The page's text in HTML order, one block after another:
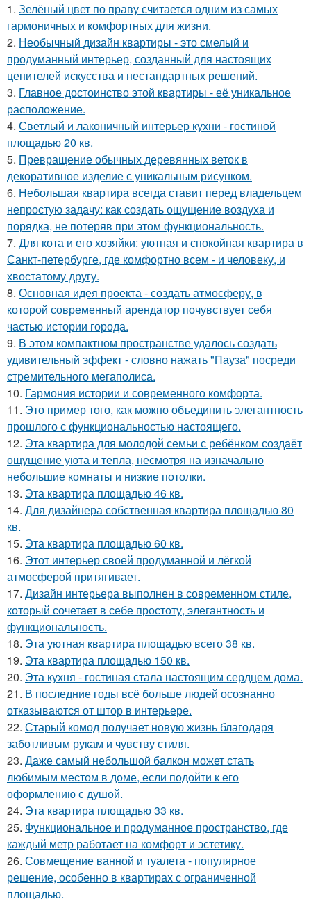
1. Зелёный цвет по праву считается одним из самых
гармоничных и комфортных для жизни.
2. Необычный дизайн квартиры - это смелый и
продуманный интерьер, созданный для настоящих
ценителей искусства и нестандартных решений.
3. Главное достоинство этой квартиры - её уникальное
расположение.
4. Светлый и лаконичный интерьер кухни - гостиной
площадью 20 кв.
5. Превращение обычных деревянных веток в
декоративное изделие с уникальным рисунком.
6. Небольшая квартира всегда ставит перед владельцем
непростую задачу: как создать ощущение воздуха и
порядка, не потеряв при этом функциональность.
7. Для кота и его хозяйки: уютная и спокойная квартира в
Санкт-петербурге, где комфортно всем - и человеку, и
хвостатому другу.
8. Основная идея проекта - создать атмосферу, в
которой современный арендатор почувствует себя
частью истории города.
9. В этом компактном пространстве удалось создать
удивительный эффект - словно нажать "Пауза" посреди
стремительного мегаполиса.
10. Гармония истории и современного комфорта.
11. Это пример того, как можно объединить элегантность
прошлого с функциональностью настоящего.
12. Эта квартира для молодой семьи с ребёнком создаёт
ощущение уюта и тепла, несмотря на изначально
небольшие комнаты и низкие потолки.
13. Эта квартира площадью 46 кв.
14. Для дизайнера собственная квартира площадью 80
кв.
15. Эта квартира площадью 60 кв.
16. Этот интерьер своей продуманной и лёгкой
атмосферой притягивает.
17. Дизайн интерьера выполнен в современном стиле,
который сочетает в себе простоту, элегантность и
функциональность.
18. Эта уютная квартира площадью всего 38 кв.
19. Эта квартира площадью 150 кв.
20. Эта кухня - гостиная стала настоящим сердцем дома.
21. В последние годы всё больше людей осознанно
отказываются от штор в интерьере.
22. Старый комод получает новую жизнь благодаря
заботливым рукам и чувству стиля.
23. Даже самый небольшой балкон может стать
любимым местом в доме, если подойти к его
оформлению с душой.
24. Эта квартира площадью 33 кв.
25. Функциональное и продуманное пространство, где
каждый метр работает на комфорт и эстетику.
26. Совмещение ванной и туалета - популярное
решение, особенно в квартирах с ограниченной
площадью.